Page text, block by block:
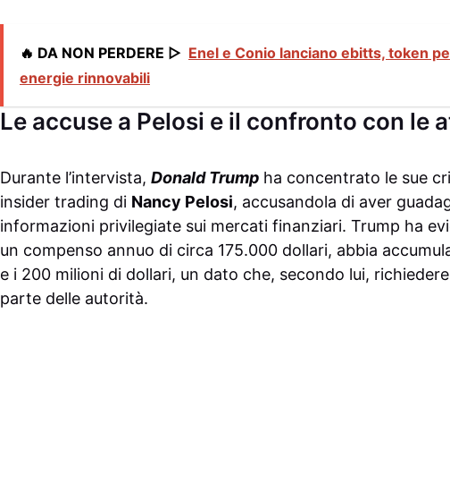
🔥 DA NON PERDERE ▷ Enel e Conio lanciano ebitts, token
energie rinnovabili
Le accuse a Pelosi e il confronto con le
Durante l’intervista, Donald Trump ha concentrato le sue
insider trading di Nancy Pelosi, accusandola di aver
informazioni privilegiate sui mercati finanziari. Trump ha
un compenso annuo di circa 175.000 dollari, abbia
e i 200 milioni di dollari, un dato che, secondo lui,
parte delle autorità.